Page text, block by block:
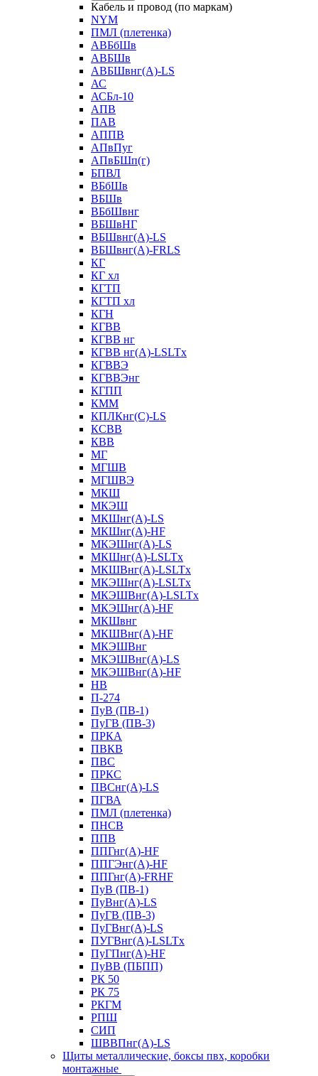
Кабель и провод (по маркам)
NYM
ПМЛ (плетенка)
АВБбШв
АВБШв
АВБШвнг(А)-LS
АС
АСБл-10
АПВ
ПАВ
АППВ
АПвПуг
АПвБШп(г)
БПВЛ
ВБбШв
ВБШв
ВБбШвнг
ВБШвНГ
ВБШвнг(А)-LS
ВБШвнг(А)-FRLS
КГ
КГ хл
КГТП
КГТП хл
КГН
КГВВ
КГВВ нг
КГВВ нг(А)-LSLTx
КГВВЭ
КГВВЭнг
КГПП
КММ
КПЛКнг(C)-LS
КСВВ
КВВ
МГ
МГШВ
МГШВЭ
МКШ
МКЭШ
МКШнг(А)-LS
МКШнг(А)-HF
МКЭШнг(А)-LS
МКШнг(А)-LSLTx
МКШВнг(A)-LSLTx
МКЭШнг(А)-LSLTx
МКЭШВнг(A)-LSLTx
МКЭШнг(А)-HF
МКШвнг
МКШВнг(А)-HF
МКЭШВнг
МКЭШВнг(А)-LS
МКЭШВнг(А)-HF
НВ
П-274
ПуВ (ПВ-1)
ПуГВ (ПВ-3)
ПРКА
ПВКВ
ПВС
ПРКС
ПВСнг(А)-LS
ПГВА
ПМЛ (плетенка)
ПНСВ
ППВ
ППГнг(А)-HF
ППГЭнг(А)-HF
ППГнг(А)-FRHF
ПуВ (ПВ-1)
ПуВнг(А)-LS
ПуГВ (ПВ-3)
ПуГВнг(А)-LS
ПУГВнг(А)-LSLTx
ПуГПнг(А)-HF
ПуВВ (ПБПП)
РК 50
РК 75
РКГМ
РПШ
СИП
ШВВПнг(А)-LS
Щиты металлические, боксы пвх, коробки
монтажные